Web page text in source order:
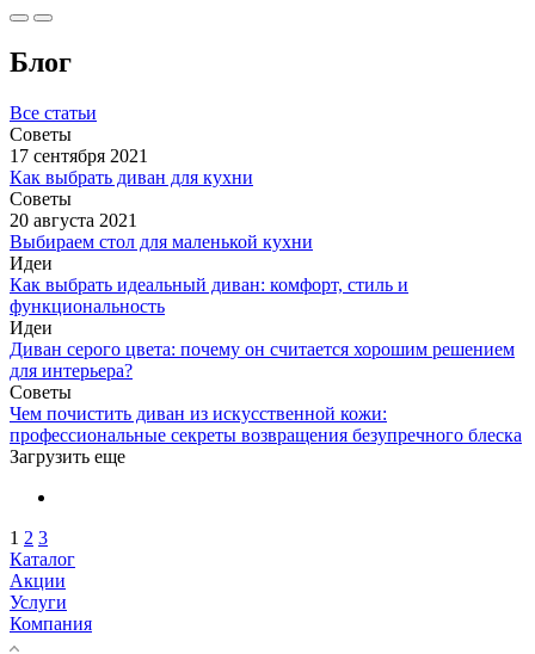
Блог
Все статьи
Советы
17 сентября 2021
Как выбрать диван для кухни
Советы
20 августа 2021
Выбираем стол для маленькой кухни
Идеи
Как выбрать идеальный диван: комфорт, стиль и
функциональность
Идеи
Диван серого цвета: почему он считается хорошим решением
для интерьера?
Советы
Чем почистить диван из искусственной кожи:
профессиональные секреты возвращения безупречного блеска
Загрузить еще
1 2 3
Каталог
Акции
Услуги
Компания